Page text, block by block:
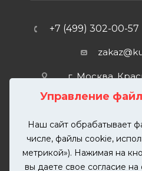
Управление
Наш сайт обрабатывает
числе, файлы cookie,
метрикой»). Нажимая на
вы даете свое согласие
+7 (499) 302-00-57
г. Москва,